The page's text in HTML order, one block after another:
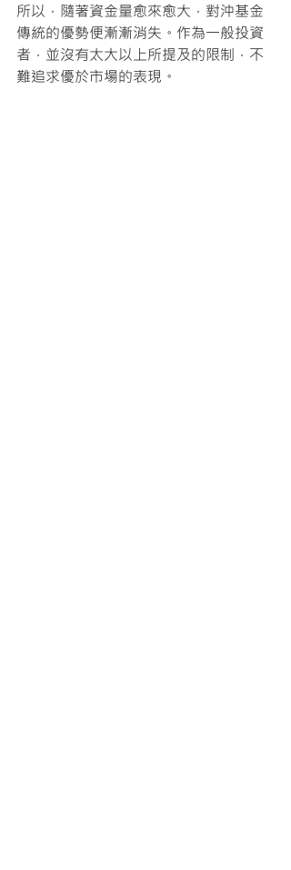
所以，隨著資金量愈來愈大，對沖基金
傳統的優勢便漸漸消失。作為一般投資
者，並沒有太大以上所提及的限制，不
難追求優於市場的表現。